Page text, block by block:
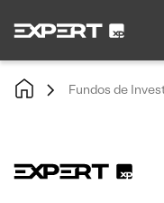
Fundos de